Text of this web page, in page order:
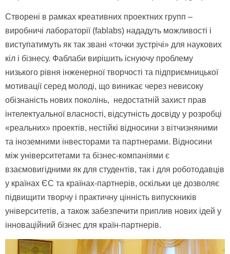
Створені в рамках креативних проектних групп –
виробничі лабораторії (fablabs) нададуть можливості і
виступатимуть як так звані «точки зустрічі» для наукових
кіл і бізнесу. Фаблаби вирішить існуючу проблему
низького рівня інженерної творчості та підприємницької
мотивації серед молоді, що виникає через невисоку
обізнаність нових поколінь, недостатній захист прав
інтелектуальної власності, відсутність досвіду у розробці
«реальних» проектів, нестійкі відносини з вітчизняними
та іноземними інвесторами та партнерами. Відносини
між університетами та бізнес-компаніями є
взаємовигідними як для студентів, так і для роботодавців
у країнах ЄС та країнах-партнерів, оскільки це дозволяє
підвищити творчу і практичну цінність випускників
університетів, а також забезпечити приплив нових ідей у
інноваційний бізнес для країн-партнерів.